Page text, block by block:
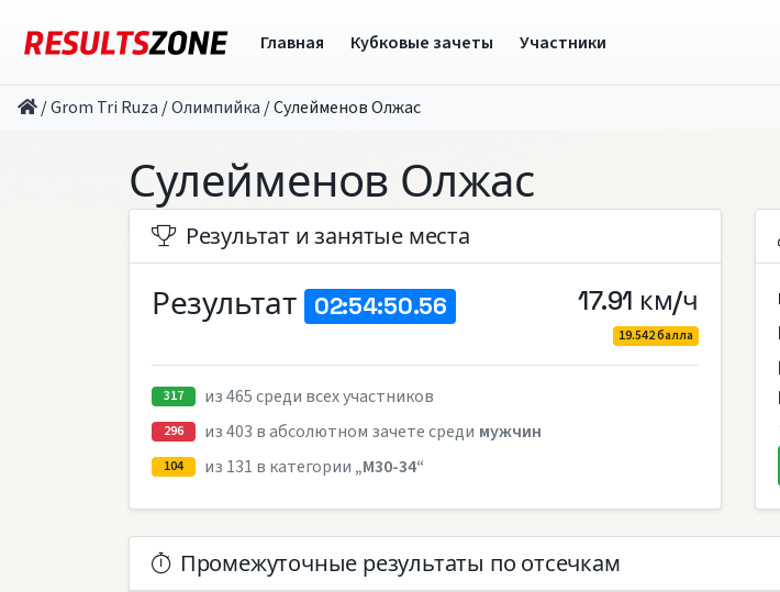
Главная Кубковые зачеты Участники
/Grom Tri Ruza /Олимпийка /Сулейменов Олжас
Сулейменов Олжас
Результат и занятые места
Результат 02:54:50.56 17.91 км/ч
19.542 балла
317 из 465 среди всех участников
296 из 403 в абсолютном зачете среди мужчин
104 из 131 в категории „M30-34“
Промежуточные результаты по отсечкам